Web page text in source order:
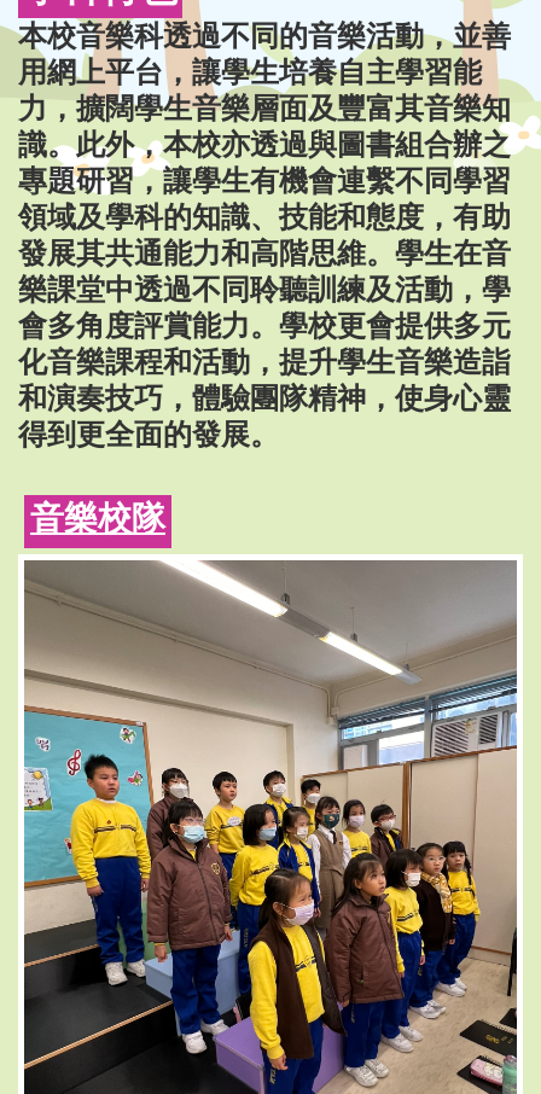
本校音樂科透過不同的音樂活動，並善
用網上平台，讓學生培養自主學習能
力，擴闊學生音樂層面及豐富其音樂知
識。此外，本校亦透過與圖書組合辦之
專題研習，讓學生有機會連繫不同學習
領域及學科的知識、技能和態度，有助
發展其共通能力和高階思維。學生在音
樂課堂中透過不同聆聽訓練及活動，學
會多角度評賞能力。學校更會提供多元
化音樂課程和活動，提升學生音樂造詣
和演奏技巧，體驗團隊精神，使身心靈
得到更全面的發展。
音樂校隊